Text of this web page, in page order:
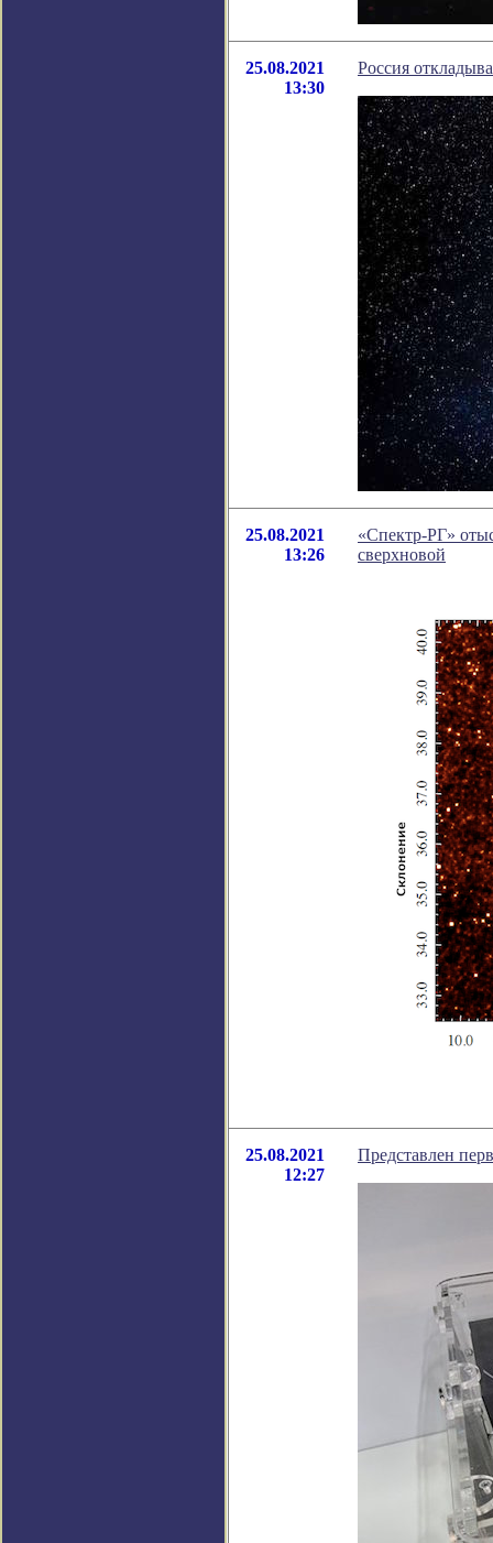
25.08.2021
13:30
Россия
25.08.2021
13:26
«Спектр-РГ»
сверхновой
25.08.2021
12:27
Представлен